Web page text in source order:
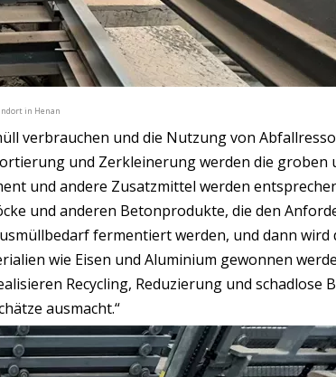
in Henan
verbrauchen und die Nutzung von
und Zerkleinerung werden die groben
und andere Zusatzmittel werden
und anderen Betonprodukte, die den
fermentiert werden, und dann wird
wie Eisen und Aluminium gewonnen
Recycling, Reduzierung und schadlose
ausmacht.“